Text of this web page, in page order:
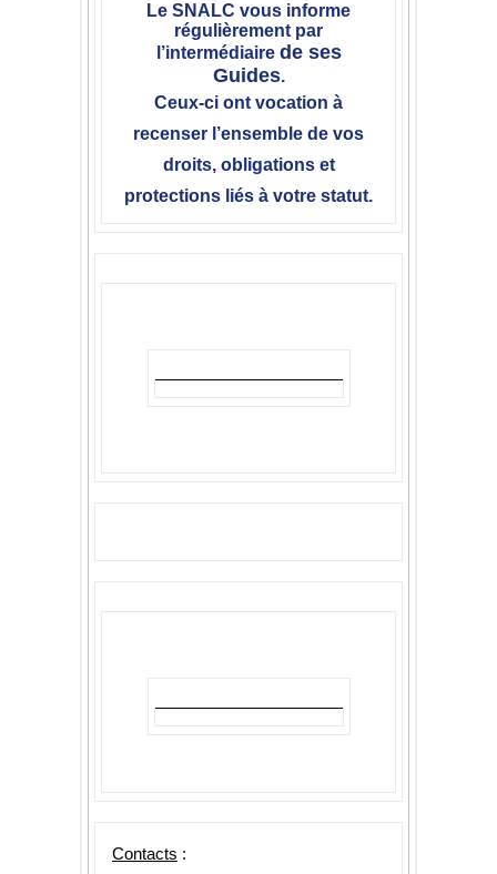
Le SNALC vous informe
régulièrement par
l’intermédiaire de ses
Guides.
Ceux-ci ont vocation à
recenser l’ensemble de vos
droits, obligations et
protections liés à votre statut.
Contacts :